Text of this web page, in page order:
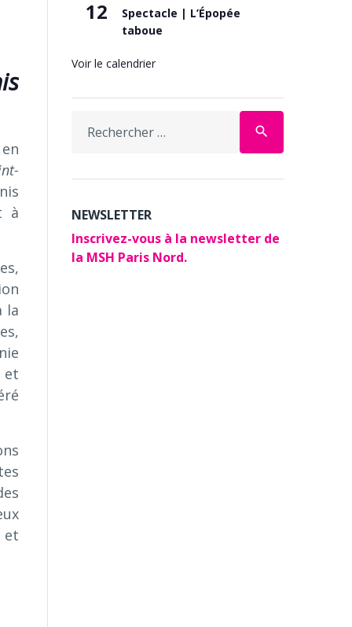
à
la
et
et
12
Spectacle | L’Épopée
taboue
Voir le calendrier
for:
search
NEWSLETTER
Inscrivez-vous à la newsletter de
la MSH Paris Nord.